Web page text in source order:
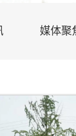
媒体聚